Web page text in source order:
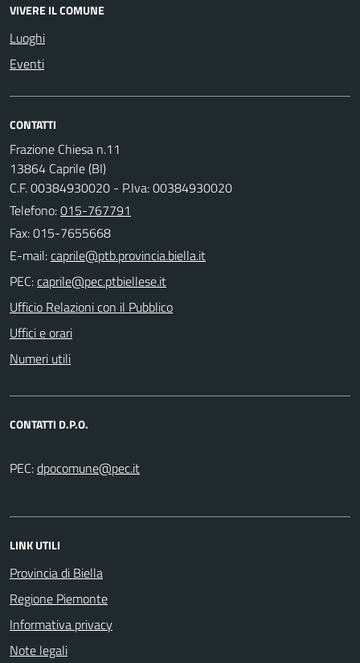
VIVERE IL COMUNE
Luoghi
Eventi
CONTATTI
Frazione Chiesa n.11
13864 Caprile (BI)
C.F. 00384930020 - P.Iva: 00384930020
Telefono:015-767791
Fax: 015-7655668
E-mail:
PEC:
Ufficio Relazioni con il Pubblico
Uffici e orari
Numeri utili
CONTATTI D.P.O.
PEC:
LINK UTILI
Provincia di Biella
Regione Piemonte
Informativa privacy
Note legali